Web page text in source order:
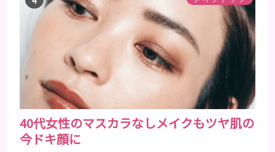
ビタミンA：レバー、人参、ほうれん草など レバー、
人参、ほうれん草などに含まれるビタミンAは、肌の
ターンオーバーを正常化し、肌荒れを素早く修復し
ます。特にレバーは吸収率の高いレチノールを含み、
即効性が期待でき...
40代女性のマスカラなしメイクもツヤ肌の
今ドキ顔に